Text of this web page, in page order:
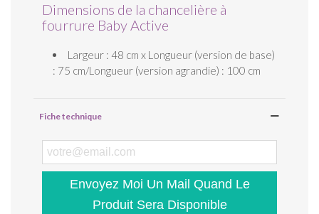
Dimensions de la chancelière à
fourrure Baby Active
Largeur : 48 cm x Longueur (version de base)
: 75 cm/Longueur (version agrandie) : 100 cm
Fiche technique
Envoyez Moi Un Mail Quand Le
Produit Sera Disponible